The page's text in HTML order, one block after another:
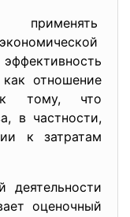
экономической
как отношение
к тому, что
в частности,
к затратам
деятельности
оценочный